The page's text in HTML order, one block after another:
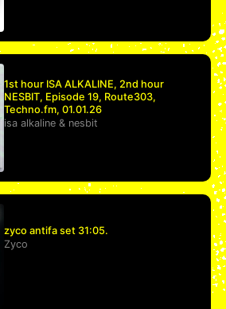
1st hour ISA ALKALINE, 2nd hour
NESBIT, Episode 19, Route303,
Techno.fm, 01.01.26
isa alkaline & nesbit
zyco antifa set 31:05.
Zyco